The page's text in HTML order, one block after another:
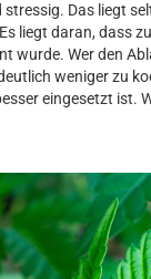
stressig. Das liegt
liegt daran, dass
wurde. Wer den
weniger zu
eingesetzt ist.